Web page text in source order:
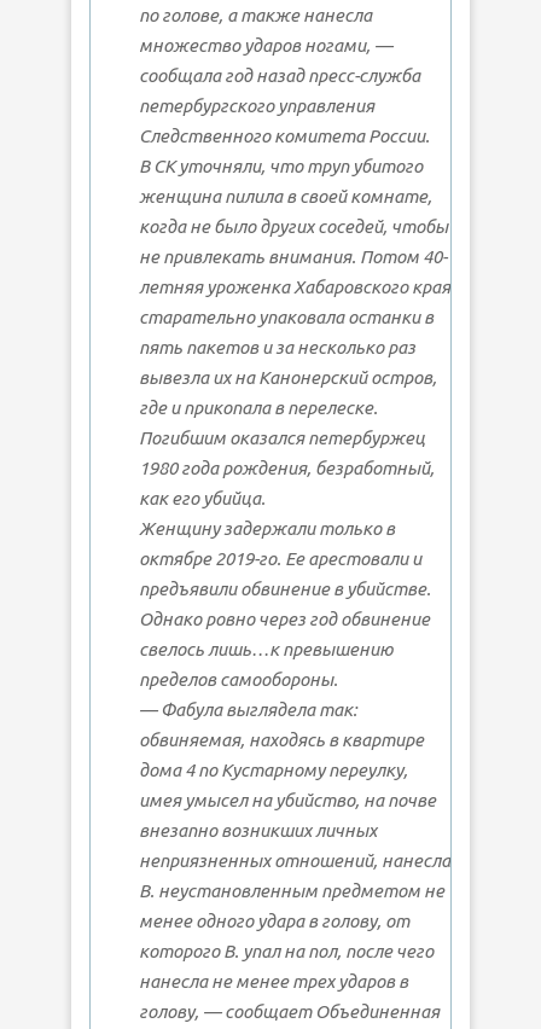
по голове, а также нанесла
множество ударов ногами, —
сообщала год назад пресс-служба
петербургского управления
Следственного комитета России.
В СК уточняли, что труп убитого
женщина пилила в своей комнате,
когда не было других соседей, чтобы
не привлекать внимания. Потом 40-
летняя уроженка Хабаровского края
старательно упаковала останки в
пять пакетов и за несколько раз
вывезла их на Канонерский остров,
где и прикопала в перелеске.
Погибшим оказался петербуржец
1980 года рождения, безработный,
как его убийца.
Женщину задержали только в
октябре 2019-го. Ее арестовали и
предъявили обвинение в убийстве.
Однако ровно через год обвинение
свелось лишь…к превышению
пределов самообороны.
— Фабула выглядела так:
обвиняемая, находясь в квартире
дома 4 по Кустарному переулку,
имея умысел на убийство, на почве
внезапно возникших личных
неприязненных отношений, нанесла
В. неустановленным предметом не
менее одного удара в голову, от
которого В. упал на пол, после чего
нанесла не менее трех ударов в
голову, — сообщает Объединенная